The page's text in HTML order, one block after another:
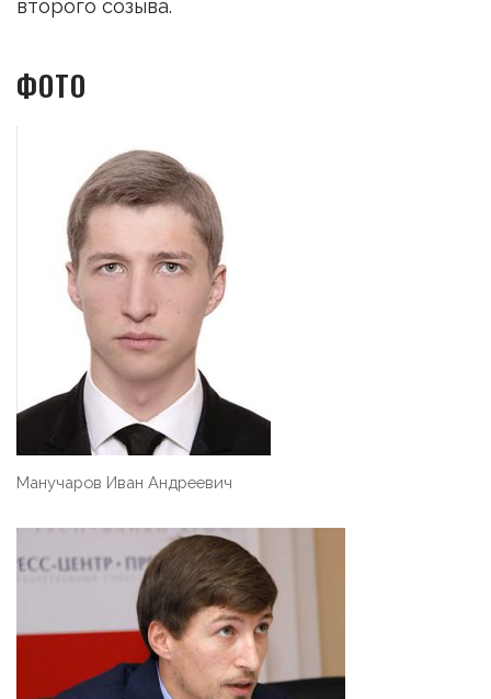
второго созыва.
ФОТО
Манучаров Иван Андреевич